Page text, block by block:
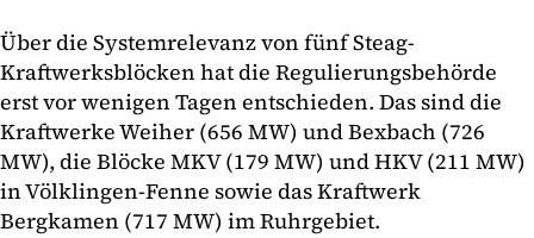
Über die Systemrelevanz von fünf Steag-
Kraftwerksblöcken hat die Regulierungsbehörde
erst vor wenigen Tagen entschieden. Das sind die
Kraftwerke Weiher (656 MW) und Bexbach (726
MW), die Blöcke MKV (179 MW) und HKV (211 MW)
in Völklingen-Fenne sowie das Kraftwerk
Bergkamen (717 MW) im Ruhrgebiet.